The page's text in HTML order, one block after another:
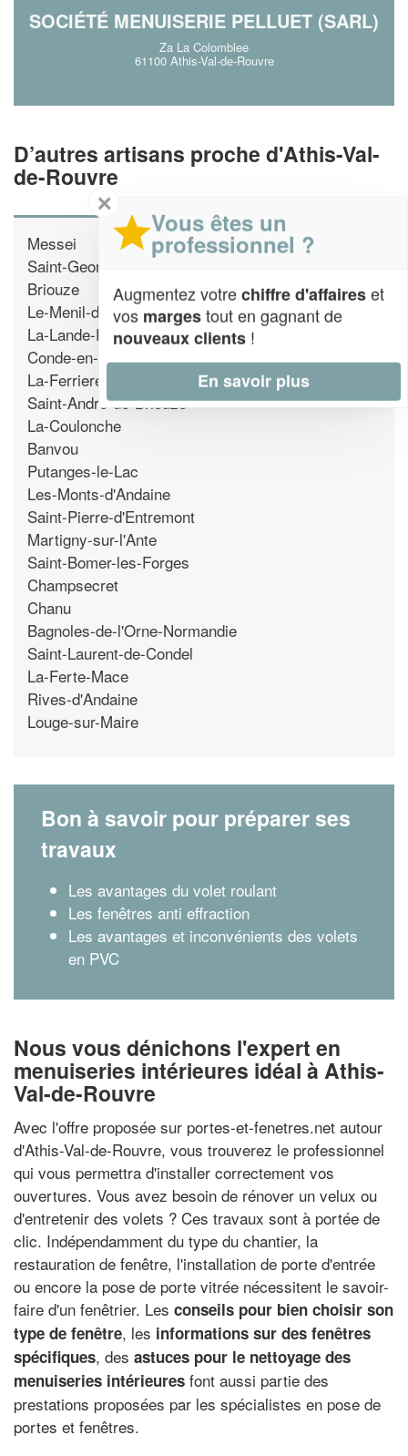
SOCIÉTÉ MENUISERIE PELLUET (SARL)
Za La Colomblee
61100 Athis-Val-de-Rouvre
D’autres artisans proche d'Athis-Val-
de-Rouvre
Messei
Saint-Georges-des-Groseillers
Briouze
Le-Menil-de-Briouze
La-Lande-Patry
Conde-en-Normandie
La-Ferriere-aux-Etangs
Saint-Andre-de-Briouze
La-Coulonche
Banvou
Putanges-le-Lac
Les-Monts-d'Andaine
Saint-Pierre-d'Entremont
Martigny-sur-l'Ante
Saint-Bomer-les-Forges
Champsecret
Chanu
Bagnoles-de-l'Orne-Normandie
Saint-Laurent-de-Condel
La-Ferte-Mace
Rives-d'Andaine
Louge-sur-Maire
Bon à savoir pour préparer ses
travaux
Les avantages du volet roulant
Les fenêtres anti effraction
Les avantages et inconvénients des volets
en PVC
Nous vous dénichons l'expert en
menuiseries intérieures idéal à Athis-
Val-de-Rouvre
Avec l'offre proposée sur portes-et-fenetres.net autour
d'Athis-Val-de-Rouvre, vous trouverez le professionnel
qui vous permettra d'installer correctement vos
ouvertures. Vous avez besoin de rénover un velux ou
d'entretenir des volets ? Ces travaux sont à portée de
clic. Indépendamment du type du chantier, la
restauration de fenêtre, l'installation de porte d'entrée
ou encore la pose de porte vitrée nécessitent le savoir-
faire d'un fenêtrier. Les conseils pour bien choisir son
type de fenêtre, les informations sur des fenêtres
spécifiques, des astuces pour le nettoyage des
menuiseries intérieures font aussi partie des
prestations proposées par les spécialistes en pose de
portes et fenêtres.
✕
Vous êtes un
professionnel ?
Augmentez votrechiffre d'affaireset
vos margestout en gagnant de
nouveaux clients !
En savoir plus